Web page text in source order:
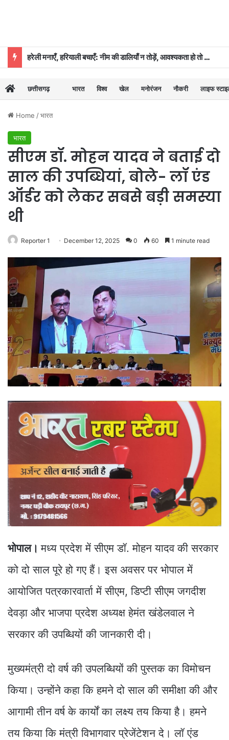
हरेली मनाएँ, हरियाली बचाएँ: नीम की डालियाँ न तोड़ें, आवश्यकता हो तो कुछ पत्तियाँ ही लें: डॉ. दिनेश मिश्र
छत्तीसगढ़ भारत विश्व खेल मनोरंजन नौकरी लाइफ
Home /भारत
भारत
सीएम डॉ. मोहन यादव ने बताई दो
साल की उपब्धियां, बोले- लॉ एंड
ऑर्डर को लेकर सबसे बड़ी समस्या
थी
Reporter 1 December 12, 2025 0 60 1 minute read
भोपाल।मध्य प्रदेश में सीएम डॉ. मोहन यादव की सरकार
को दो साल पूरे हो गए हैं। इस अवसर पर भोपाल में
आयोजित पत्रकारवार्ता में सीएम, डिप्टी सीएम जगदीश
देवड़ा और भाजपा प्रदेश अध्यक्ष हेमंत खंडेलवाल ने
सरकार की उपब्धियों की जानकारी दी।
मुख्यमंत्री दो वर्ष की उपलब्धियों की पुस्तक का विमोचन
किया। उन्होंने कहा कि हमने दो साल की समीक्षा की और
आगामी तीन वर्ष के कार्यों का लक्ष्य तय किया है। हमने
तय किया कि मंत्री विभागवार प्रेजेंटेशन दे। लॉ एंड